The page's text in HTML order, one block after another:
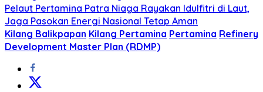
Pelaut Pertamina Patra Niaga Rayakan Idulfitri di Laut,
Jaga Pasokan Energi Nasional Tetap Aman
Kilang Balikpapan Kilang Pertamina Pertamina Refinery
Development Master Plan (RDMP)